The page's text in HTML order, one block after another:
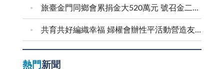
旅臺金門同鄉會累捐金大520萬元 號召金二代金三代返鄉求學
共育共好編織幸福 婦權會辦性平活動營造友善家庭
熱門新聞